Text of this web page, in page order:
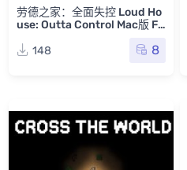
劳德之家：全面失控 Loud Ho
use: Outta Control Mac版 Fo
148
8